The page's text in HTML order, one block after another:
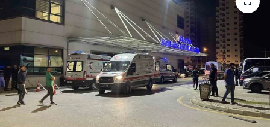
Siyaset
YEREL HABER
Haberde insan
Tanıtım